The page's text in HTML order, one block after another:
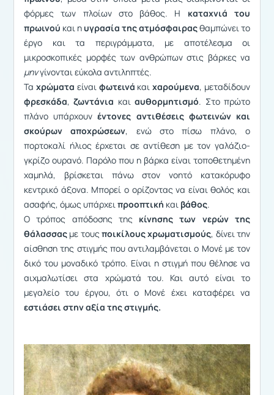
φόρμες των πλοίων στο βάθος. Η καταχνιά του
πρωινού και ηυγρασία της ατμόσφαιραςθαμπώνει το
έργο και τα περιγράμματα, με αποτέλεσμα οι
μικροσκοπικές μορφές των ανθρώπων στις βάρκες να
μηνγίνονται εύκολα αντιληπτές.
Τα χρώματα είναι φωτεινά καιχαρούμενα, μεταδίδουν
φρεσκάδα,ζωντάνια καιαυθορμητισμό. Στο πρώτο
πλάνο υπάρχουνέντονες αντιθέσεις φωτεινών και
σκούρων αποχρώσεων, ενώ στο πίσω πλάνο, ο
πορτοκαλί ήλιος έρχεται σε αντίθεση με τον γαλάζιο-
γκρίζο ουρανό. Παρόλο που η βάρκα είναι τοποθετημένη
χαμηλά, βρίσκεται πάνω στον νοητό κατακόρυφο
κεντρικό άξονα. Μπορεί ο ορίζοντας να είναι θολός και
ασαφής, όμως υπάρχειπροοπτική και βάθος.
Ο τρόπος απόδοσης της κίνησης των νερών της
θάλασσας με τους ποικίλους χρωματισμούς, δίνει την
αίσθηση της στιγμής που αντιλαμβάνεται ο Μονέ με τον
δικό του μοναδικό τρόπο. Είναι η στιγμή που θέλησε να
αιχμαλωτίσει στα χρώματά του. Και αυτό είναι το
μεγαλείο του έργου, ότι ο Μονέ έχει καταφέρει να
εστιάσει στην αξία της στιγμής.